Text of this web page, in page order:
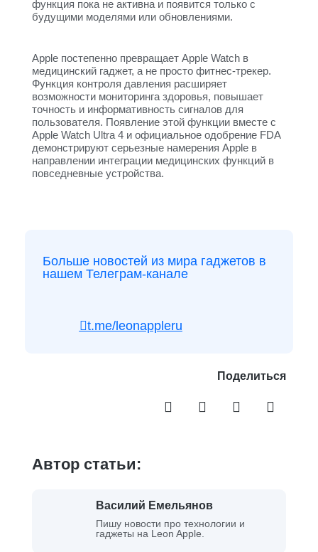
функция пока не активна и появится только с
будущими моделями или обновлениями.
Apple постепенно превращает Apple Watch в
медицинский гаджет, а не просто фитнес-трекер.
Функция контроля давления расширяет
возможности мониторинга здоровья, повышает
точность и информативность сигналов для
пользователя. Появление этой функции вместе с
Apple Watch Ultra 4 и официальное одобрение FDA
демонстрируют серьезные намерения Apple в
направлении интеграции медицинских функций в
повседневные устройства.
Больше новостей из мира гаджетов в
нашем Телеграм-канале
t.me/leonappleru
Поделиться
Автор статьи:
Василий Емельянов
Пишу новости про технологии и
гаджеты на Leon Apple.